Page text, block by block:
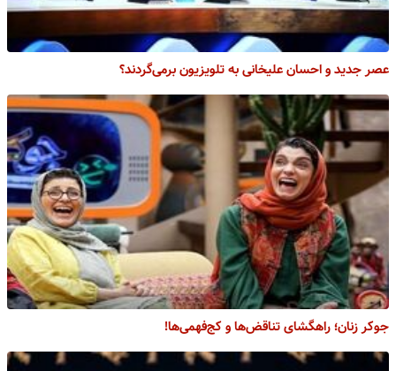
عصر جدید و احسان علیخانی به تلویزیون برمی‌گردند؟
جوکر زنان؛ راهگشای تناقض‌ها و کج‌فهمی‌ها!